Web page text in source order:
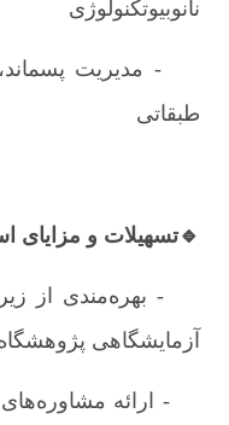
نانوبیوتکنولوژی
- مدیریت
طبقاتی
🔹تسهیلات و مزایای
- بهره‌مندی از
آزمایشگاهی
- ارائه